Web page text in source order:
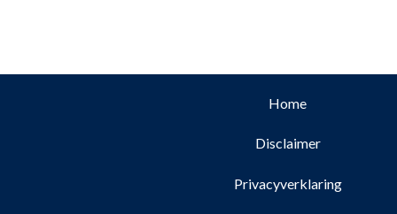
Home
Disclaimer
Privacyverklaring